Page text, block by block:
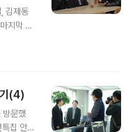
김제동
지막 촬
는 90
? 안철
서 이
씨는 아
(4)
방문했
집 안철